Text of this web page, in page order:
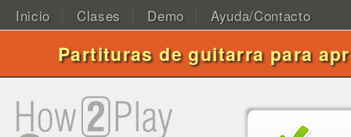
Inicio Clases Demo Ayuda/Contacto
Partituras de guitarra para